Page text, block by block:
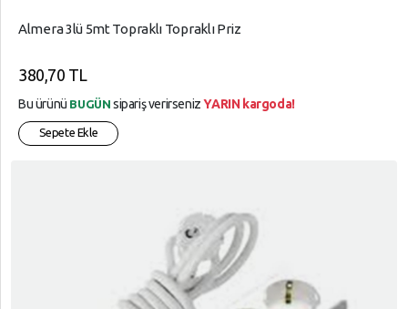
Almera 3lü 5mt Topraklı Topraklı Priz
380,70 TL
Bu ürünü BUGÜN sipariş verirsenizYARIN kargoda!
Sepete Ekle